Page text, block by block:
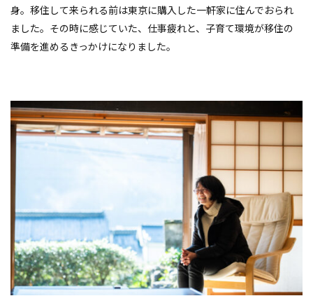
身。移住して来られる前は東京に購入した一軒家に住んでおられ
ました。その時に感じていた、仕事疲れと、子育て環境が移住の
準備を進めるきっかけになりました。